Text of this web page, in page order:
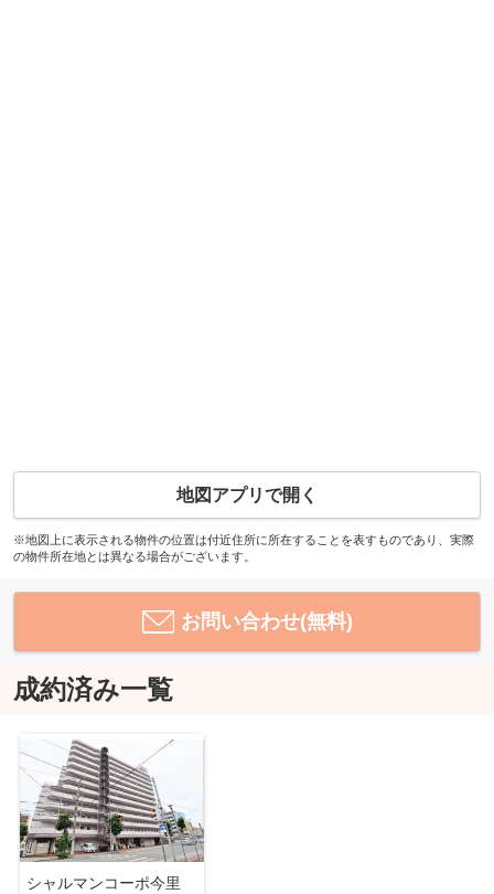
地図アプリで開く
※地図上に表示される物件の位置は付近住所に所在することを表すものであり、実際
の物件所在地とは異なる場合がございます。
お問い合わせ(無料)
成約済み一覧
シャルマンコーポ今里